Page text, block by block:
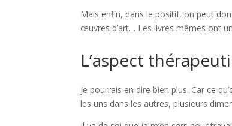
Mais enfin, dans le positif, on peut
œuvres d’art… Les livres mêmes ont
L’aspect
Je pourrais en dire bien plus. Car ce
les uns dans les autres, plusieurs